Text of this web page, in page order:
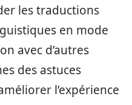
les traductions
en mode
avec d’autres
des astuces
l’expérience